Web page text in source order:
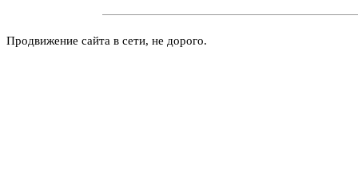
Продвижение сайта в сети, не дорого.